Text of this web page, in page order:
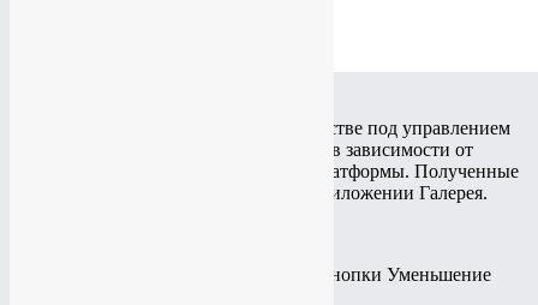
Снять скриншот на мобильном устройстве под управлением
Android можно разными способами — в зависимости от
производителя устройства и версии платформы. Полученные
снимки сохраняются в стандартном приложении Галерея.
Нажмите и удерживайте пару секунд кнопки Уменьшение